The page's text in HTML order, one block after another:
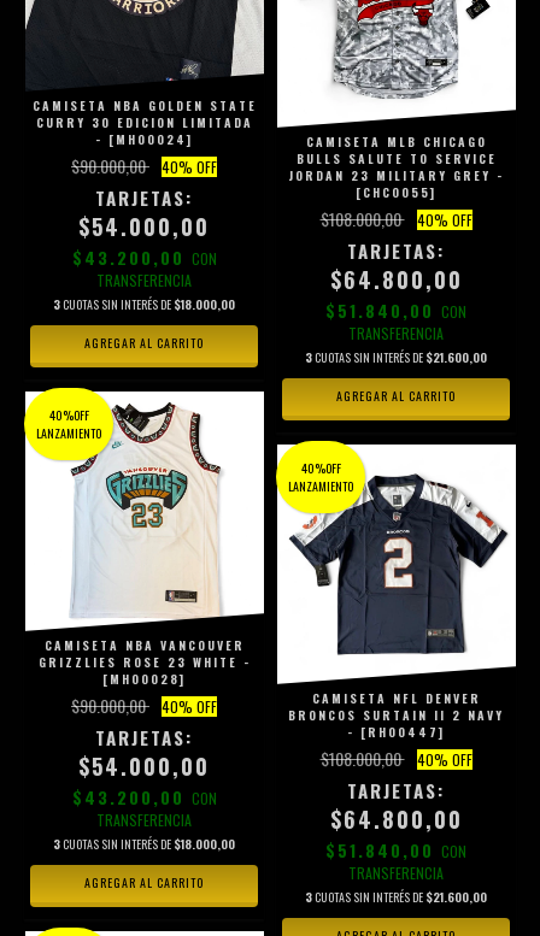
CAMISETA NBA GOLDEN STATE
CURRY 30 EDICION LIMITADA
- [MH00024]
$90.000,00 40% OFF
$54.000,00
$43.200,00 CON
TRANSFERENCIA
3CUOTAS SIN INTERÉS DE $18.000,00
AGREGAR AL CARRITO
CAMISETA MLB CHICAGO
BULLS SALUTE TO SERVICE
JORDAN 23 MILITARY GREY -
[CHC0055]
$108.000,00 40% OFF
$64.800,00
$51.840,00 CON
TRANSFERENCIA
3CUOTAS SIN INTERÉS DE $21.600,00
AGREGAR AL CARRITO
40%OFF
LANZAMIENTO
CAMISETA NBA VANCOUVER
GRIZZLIES ROSE 23 WHITE -
[MH00028]
$90.000,00 40% OFF
$54.000,00
$43.200,00 CON
TRANSFERENCIA
3CUOTAS SIN INTERÉS DE $18.000,00
AGREGAR AL CARRITO
40%OFF
LANZAMIENTO
CAMISETA NFL DENVER
BRONCOS SURTAIN II 2 NAVY
- [RH00447]
$108.000,00 40% OFF
$64.800,00
$51.840,00 CON
TRANSFERENCIA
3CUOTAS SIN INTERÉS DE $21.600,00